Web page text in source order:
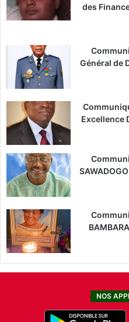
des
Général de
Excellence
NOS